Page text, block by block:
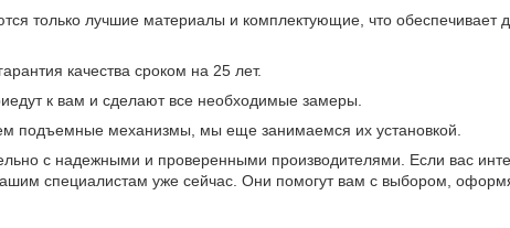
только лучшие материалы и комплектующие, что обеспечивает
качества сроком на 25 лет.
к вам и сделают все необходимые замеры.
подъемные механизмы, мы еще занимаемся их установкой.
с надежными и проверенными производителями. Если вас
специалистам уже сейчас. Они помогут вам с выбором,